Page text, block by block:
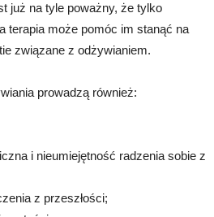
już na tyle poważny, że tylko
terapia może pomóc im stanąć na
związane z odżywianiem.
prowadzą również:
i nieumiejętność radzenia sobie z
z przeszłości;